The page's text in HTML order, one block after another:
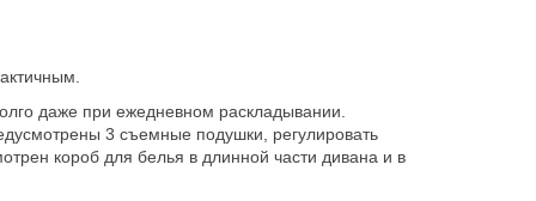
даже при ежедневном раскладывании.
3 съемные подушки, регулировать
короб для белья в длинной части дивана и в